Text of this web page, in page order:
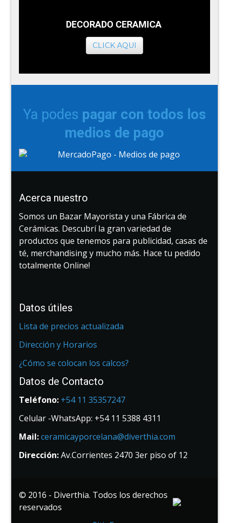
DECORADO CERAMICA
CLICK AQUI
Ya podes pagar con todos los
medios de pago
Acerca nuestro
Somos un Bazar Mayorista y una Fábrica de
Cerámicas. Descubrí la gran variedad de
productos que tenemos para publicidad, casas de
té, merchandising y mucho más. Hace tu pedido
totalmente Online!
Datos útiles
Lista de precios actualizada
Dirección y Horarios
¿Cómo se colocan los calcos?
Datos de Contacto
Teléfono: +54 11 35357247
Celular -WhatsApp: +54 11 5388 4311
Mail:ceramicayporcelana@diverthia.com
Dirección:Av.Corrientes 2470 3er piso of 12
© 2016 - Diverthia. Todos los derechos
reservados